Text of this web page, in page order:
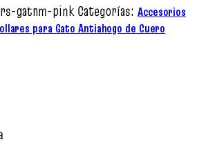
gatnm-pinkCategorías: Accesorios
para Gato Antiahogo de Cuero